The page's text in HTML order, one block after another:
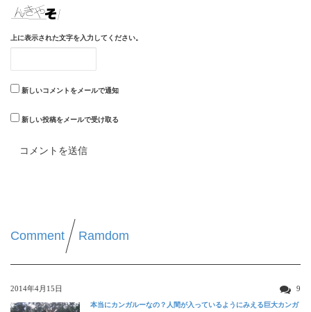
上に表示された文字を入力してください。
新しいコメントをメールで通知
新しい投稿をメールで受け取る
Comment Ramdom
2014年4月15日 9
本当にカンガルーなの？人間が入っているようにみえる巨大カンガ